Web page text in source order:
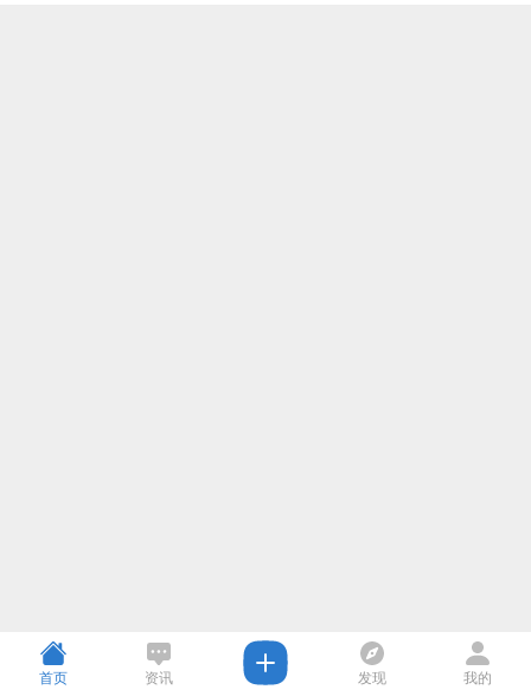
首页 资讯 发现 我的